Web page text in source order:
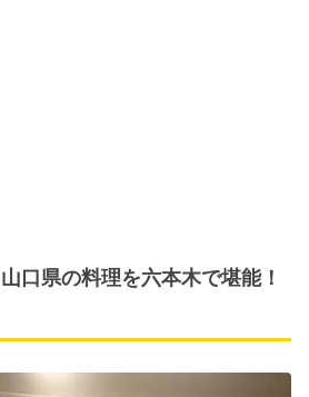
口県の料理を六本木で堪能！